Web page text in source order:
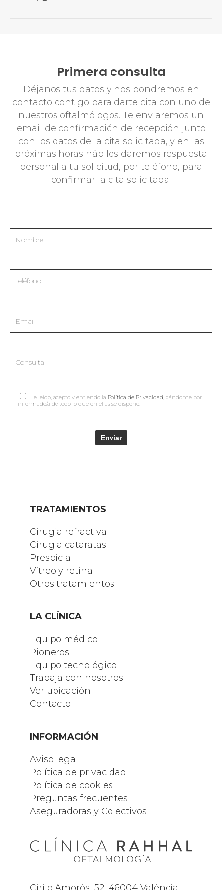
artificiales.
pasadas 48h y para las deportivas se debe
necesario estimar su grosor y forma
postoperatorias y en caso de no cumplir
unos determinados criterios de seguridad,
habría que optar porcirugía intraocular , en
la cual no se modifican ni alteran las
estructuras oculares.
Primera consulta
Déjanos tus datos y nos pondremos en
contacto contigo para darte cita con uno de
nuestros oftalmólogos. Te enviaremos un
email de confirmación de recepción junto
con los datos de la cita solicitada, y en las
próximas horas hábiles daremos respuesta
personal a tu solicitud, por teléfono, para
confirmar la cita solicitada.
He leído, acepto y entiendo la Política de Privacidad, dándome por
informado/a de todo lo que en ellas se dispone.
TRATAMIENTOS
Cirugía refractiva
Cirugía cataratas
Presbicia
Vítreo y retina
Otros tratamientos
LA CLÍNICA
Equipo médico
Pioneros
Equipo tecnológico
Trabaja con nosotros
Ver ubicación
Contacto
INFORMACIÓN
Aviso legal
Política de privacidad
Política de cookies
Preguntas frecuentes
Aseguradoras y Colectivos
Cirilo Amorós, 52, 46004 València